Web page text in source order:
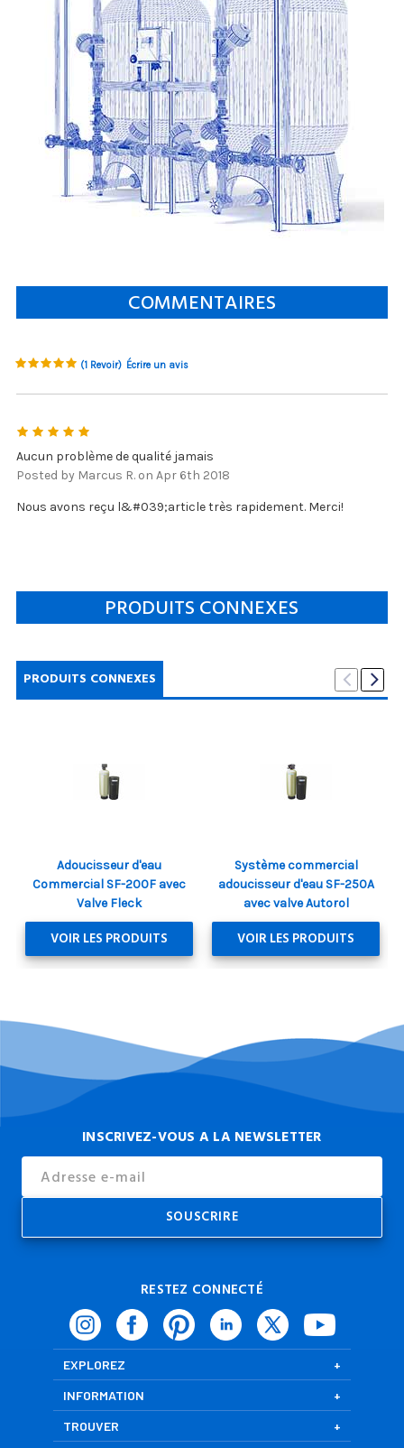
COMMENTAIRES
(1 Revoir) Écrire un avis
Aucun problème de qualité jamais
Posted by Marcus R. on Apr 6th 2018
Nous avons reçu l&#039;article très rapidement. Merci!
PRODUITS CONNEXES
PRODUITS CONNEXES
Adoucisseur d'eau
Commercial SF-200F avec
Valve Fleck
VOIR LES PRODUITS
Système commercial
adoucisseur d'eau SF-250A
avec valve Autorol
VOIR LES PRODUITS
INSCRIVEZ-VOUS A LA NEWSLETTER
Address
RESTEZ CONNECTÉ
EXPLOREZ
INFORMATION
TROUVER